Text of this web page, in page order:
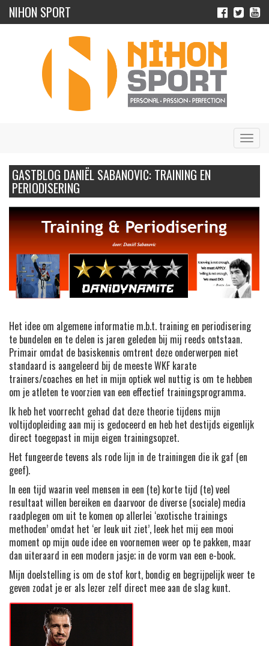
NIHON SPORT
GASTBLOG DANIËL SABANOVIC: TRAINING EN
PERIODISERING
Het idee om algemene informatie m.b.t. training en periodisering
te bundelen en te delen is jaren geleden bij mij reeds ontstaan.
Primair omdat de basiskennis omtrent deze onderwerpen niet
standaard is aangeleerd bij de meeste WKF karate
trainers/coaches en het in mijn optiek wel nuttig is om te hebben
om je atleten te voorzien van een effectief trainingsprogramma.
Ik heb het voorrecht gehad dat deze theorie tijdens mijn
voltijdopleiding aan mij is gedoceerd en heb het destijds eigenlijk
direct toegepast in mijn eigen trainingsopzet.
Het fungeerde tevens als rode lijn in de trainingen die ik gaf (en
geef).
In een tijd waarin veel mensen in een (te) korte tijd (te) veel
resultaat willen bereiken en daarvoor de diverse (sociale) media
raadplegen om uit te komen op allerlei ‘exotische trainings
methoden’ omdat het ‘er leuk uit ziet’, leek het mij een mooi
moment op mijn oude idee en voornemen weer op te pakken, maar
dan uiteraard in een modern jasje; in de vorm van een e-book.
Mijn doelstelling is om de stof kort, bondig en begrijpelijk weer te
geven zodat je er als lezer zelf direct mee aan de slag kunt.